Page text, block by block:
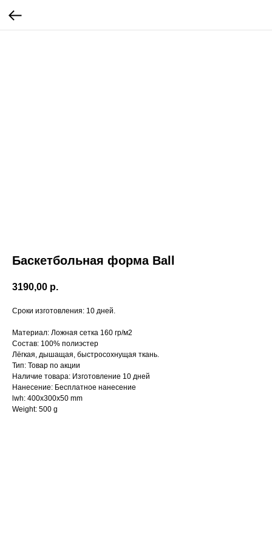
Баскетбольная форма Ball
3190,00 р.
Сроки изготовления: 10 дней.
Материал: Ложная сетка 160 гр/м2
Состав: 100% полиэстер
Лёгкая, дышащая, быстросохнущая ткань.
Тип: Товар по акции
Наличие товара: Изготовление 10 дней
Нанесение: Бесплатное нанесение
lwh: 400x300x50 mm
Weight: 500 g